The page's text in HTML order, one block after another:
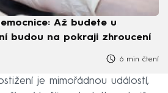
Až budete u
budou na pokraji zhroucení
6 min čtení
je mimořádnou událostí,